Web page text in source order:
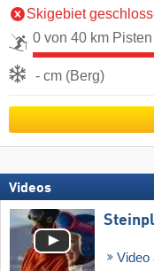
Skigebiet
0 von 40 km
- cm (Berg)
Videos
Video